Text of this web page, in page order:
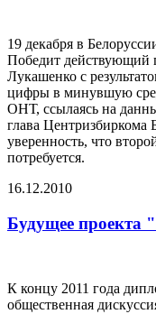
19 декабря в
Победит действующий
Лукашенко с
цифры в минувшую
ОНТ, ссылаясь на
глава
уверенность, что
потребуется.
16.12.2010
Будущее
К концу 2011 года
общественная